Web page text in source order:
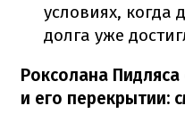
условиях, когда
долга уже
Роксолана
и его перекрытии: